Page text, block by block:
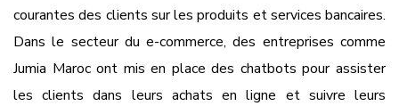
courantes des clients sur les produits et services bancaires.
Dans le secteur du e-commerce, des entreprises comme
Jumia Maroc ont mis en place des chatbots pour assister
les clients dans leurs achats en ligne et suivre leurs